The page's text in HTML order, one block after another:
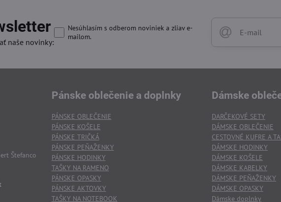
naše novinky:
Nesúhlasím s odberom noviniek a zliav e-
mailom.
Štefanco
Pánske oblečenie a doplnky
PÁNSKE OBLEČENIE
PÁNSKE KOŠELE
PÁNSKE TRIČKÁ
PÁNSKE PEŇAŽENKY
PÁNSKE HODINKY
TAŠKY NA RAMENO
PÁNSKE OPASKY
PÁNSKE AKTOVKY
TAŠKY NA NOTEBOOK
Dámske
DARČEKOVÉ SETY
DÁMSKE OBLEČENIE
CESTOVNÉ KUFRE A
DÁMSKE HODINKY
DÁMSKE KOŠELE
DÁMSKE KABELKY
DÁMSKE PEŇAŽENKY
DÁMSKE OPASKY
Dámske doplnky